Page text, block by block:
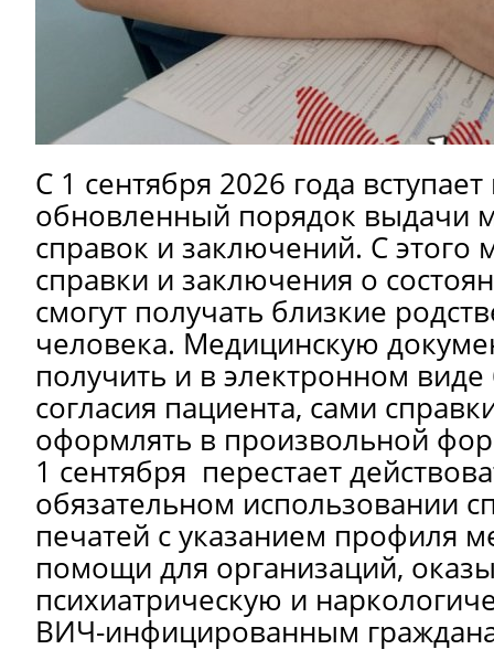
С 1 сентября 2026 года вступает
обновленный порядок выдачи
справок и заключений. С этого
справки и заключения о
смогут получать близкие
человека. Медицинскую
получить и в электронном виде
согласия пациента, сами
оформлять в произвольной
1 сентября перестает
обязательном использовании
печатей с указанием профиля
помощи для организаций,
психиатрическую и
ВИЧ-инфицированным